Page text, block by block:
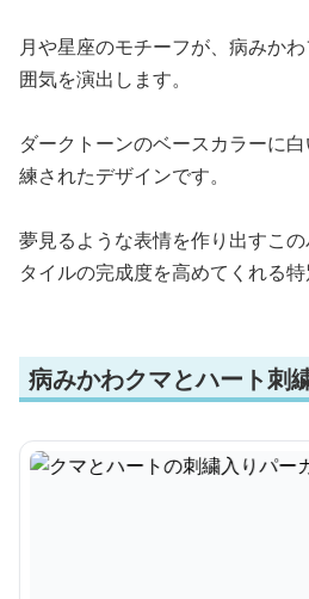
月や星座のモチーフが、病みか
囲気を演出します。
ダークトーンのベースカラーに
練されたデザインです。
夢見るような表情を作り出すこ
タイルの完成度を高めてくれる特
病みかわクマとハート刺